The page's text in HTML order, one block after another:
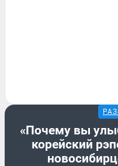
«Почему вы
корейский